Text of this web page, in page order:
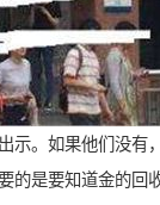
。如果他们没有
的是要知道金的回